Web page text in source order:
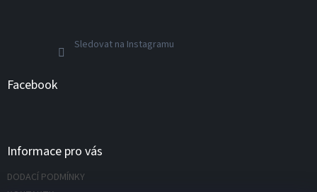
Sledovat na Instagramu
Facebook
Informace pro vás
DODACÍ PODMÍNKY